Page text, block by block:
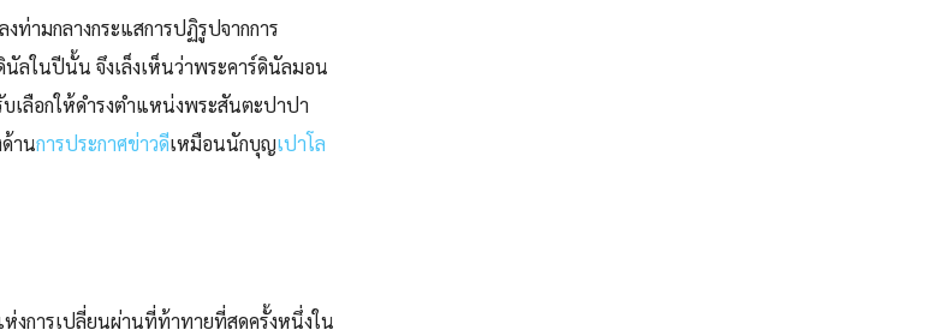
ท่ามกลางกระแสการปฏิรูปจากการ
ลในปีนั้น จึงเล็งเห็นว่าพระคาร์ดินัลมอน
เลือกให้ดำรงตำแหน่งพระสันตะปาปา
านการประกาศข่าวดีเหมือนนักบุญเปาโล
งการเปลี่ยนผ่านที่ท้าทายที่สุดครั้งหนึ่งใน